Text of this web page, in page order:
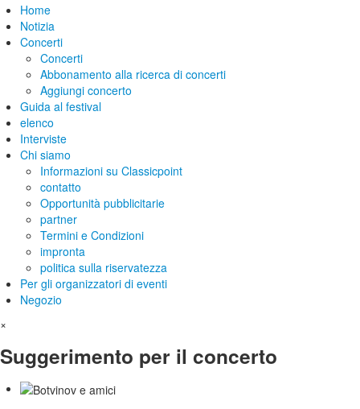
Home
Notizia
Concerti
Concerti
Abbonamento alla ricerca di concerti
Aggiungi concerto
Guida al festival
elenco
Interviste
Chi siamo
Informazioni su Classicpoint
contatto
Opportunità pubblicitarie
partner
Termini e Condizioni
impronta
politica sulla riservatezza
Per gli organizzatori di eventi
Negozio
×
Suggerimento per il concerto